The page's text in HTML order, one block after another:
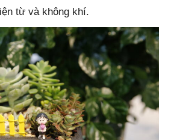
từ và không khí.